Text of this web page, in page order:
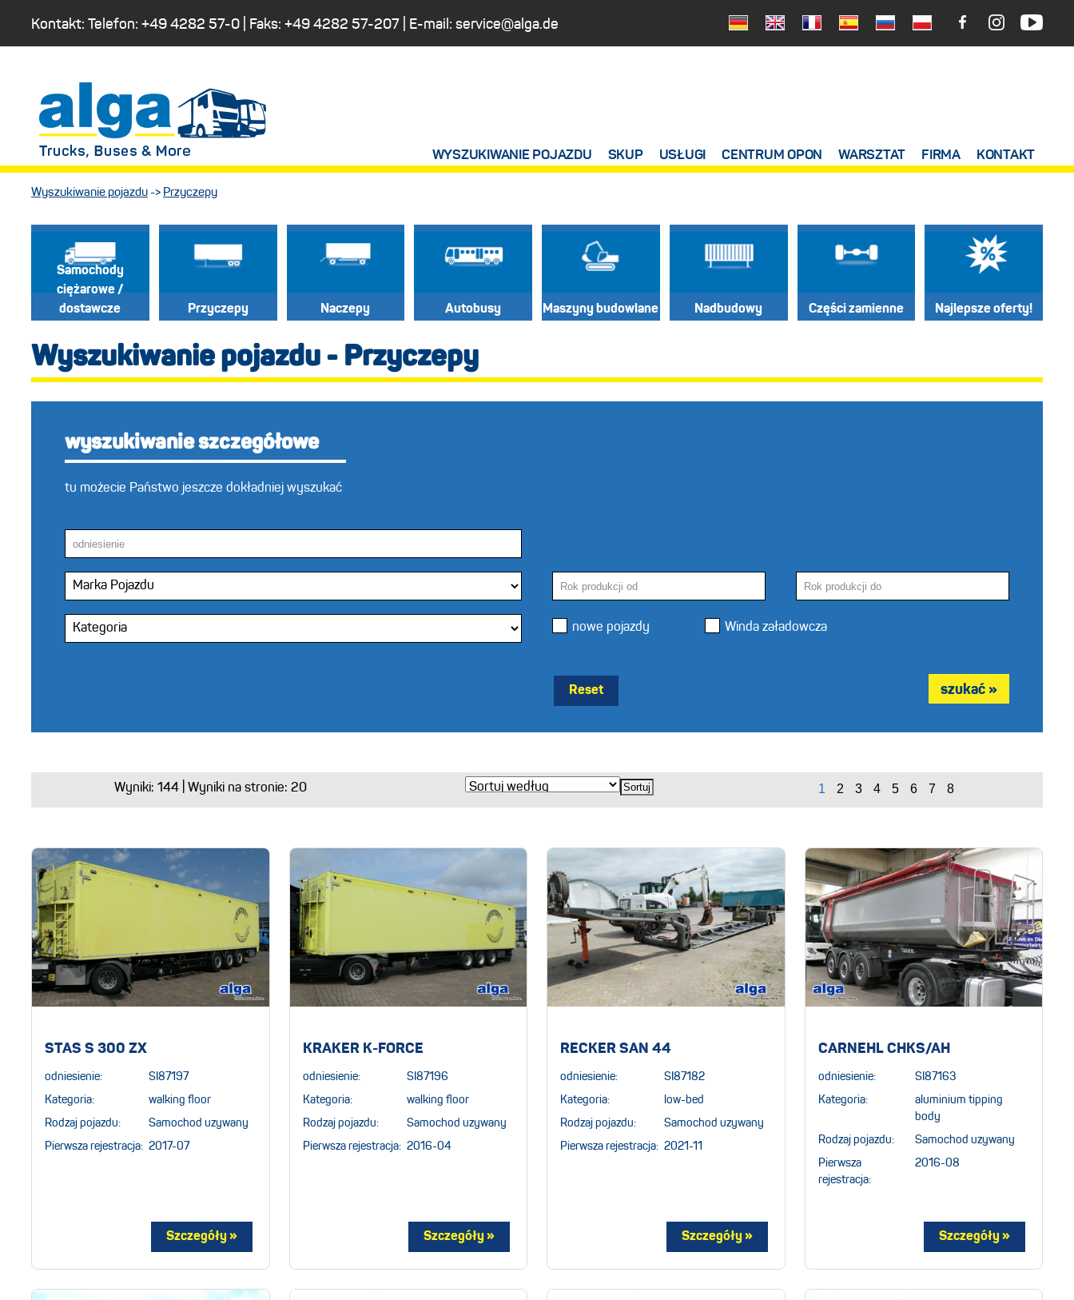
Kontakt: Telefon: +49 4282 57-0 | Faks: +49 4282 57-207 | E-mail: service@alga.de
WYSZUKIWANIE POJAZDU SKUP USŁUGI CENTRUM OPON WARSZTAT FIRMA KONTAKT
Wyszukiwanie pojazdu -> Przyczepy
Samochody
ciężarowe /
dostawcze
Przyczepy Naczepy Autobusy Maszyny budowlane Nadbudowy Części zamienne Najlepsze oferty!
Wyszukiwanie pojazdu - Przyczepy
wyszukiwanie szczegółowe
tu możecie Państwo jeszcze dokładniej wyszukać
nowe pojazdy Winda załadowcza
Reset
Wyniki:144 | Wyniki na stronie: 20
STAS S 300 ZX
odniesienie: SI87197
Kategoria: walking floor
Rodzaj pojazdu: Samochod uzywany
Pierwsza rejestracja: 2017-07
KRAKER K-FORCE
odniesienie: SI87196
Kategoria: walking floor
Rodzaj pojazdu: Samochod uzywany
Pierwsza rejestracja: 2016-04
RECKER SAN 44
odniesienie: SI87182
Kategoria: low-bed
Rodzaj pojazdu: Samochod uzywany
Pierwsza rejestracja: 2021-11
CARNEHL CHKS/AH
odniesienie: SI87163
Kategoria:
aluminium tipping
body
Rodzaj pojazdu: Samochod uzywany
Pierwsza
rejestracja:
2016-08